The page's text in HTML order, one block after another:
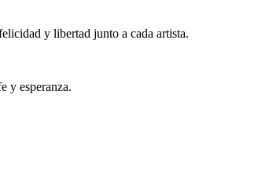
y libertad junto a cada artista.
y esperanza.